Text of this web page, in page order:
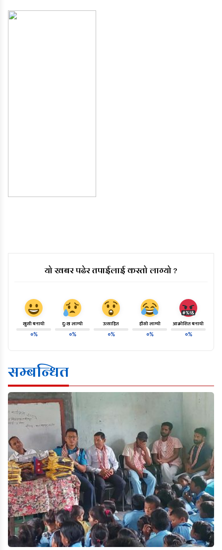
यो खबर पढेर तपाईलाई कस्तो लाग्यो ?
खुसी बनायो
०%
दु:ख लाग्यो
०%
उत्साहित
०%
हाँसो लाग्यो
०%
आक्रोशित बनायो
०%
सम्बन्धित